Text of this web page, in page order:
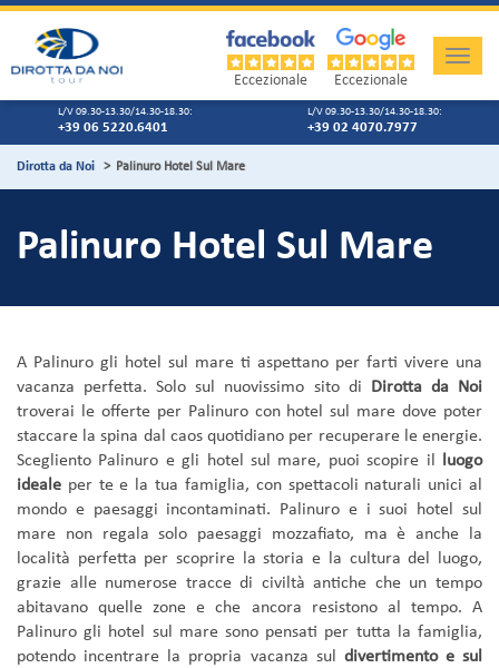
Toggle
Eccezionale Eccezionale
L/V 09.30-13.30/14.30-18.30:
+39 06 5220.6401
L/V 09.30-13.30/14.30-18.30:
+39 02 4070.7977
Dirotta da Noi Palinuro Hotel Sul Mare
Palinuro Hotel Sul Mare
A Palinuro gli hotel sul mare ti aspettano per farti vivere una
vacanza perfetta. Solo sul nuovissimo sito di Dirotta da Noi
troverai le offerte per Palinuro con hotel sul mare dove poter
staccare la spina dal caos quotidiano per recuperare le energie.
Scegliento Palinuro e gli hotel sul mare, puoi scopire il luogo
ideale per te e la tua famiglia, con spettacoli naturali unici al
mondo e paesaggi incontaminati. Palinuro e i suoi hotel sul
mare non regala solo paesaggi mozzafiato, ma è anche la
località perfetta per scoprire la storia e la cultura del luogo,
grazie alle numerose tracce di civiltà antiche che un tempo
abitavano quelle zone e che ancora resistono al tempo. A
Palinuro gli hotel sul mare sono pensati per tutta la famiglia,
potendo incentrare la propria vacanza sul divertimento e sul